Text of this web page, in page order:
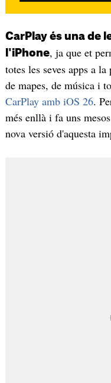
CarPlay és una de
l'iPhone, ja que et
totes les seves apps a
de mapes, de música i
CarPlay amb iOS 26.
més enllà i fa uns
nova versió d'aquesta